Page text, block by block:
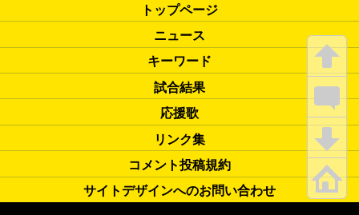
トップページ
ニュース
キーワード
試合結果
応援歌
リンク集
コメント投稿規約
サイトデザインへのお問い合わせ